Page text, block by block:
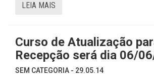
LEIA MAIS
Curso de Atualização
Recepção será dia 06/
SEM CATEGORIA - 29.05.14